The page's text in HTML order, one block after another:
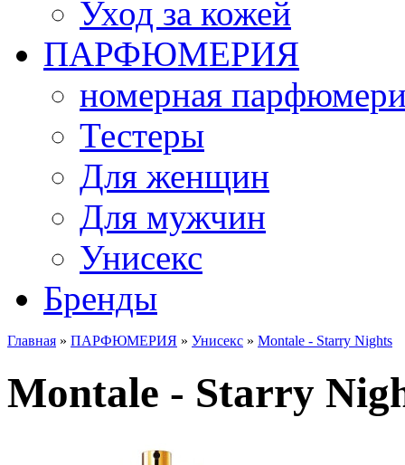
Уход за кожей
ПАРФЮМЕРИЯ
номерная
Тестеры
Для женщин
Для мужчин
Унисекс
Бренды
Главная » ПАРФЮМЕРИЯ » Унисекс » Montale - Starry Nights
Montale - Starry